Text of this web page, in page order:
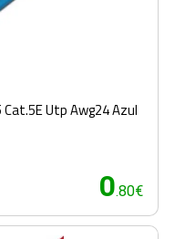
Utp Awg24 Azul
0.80€